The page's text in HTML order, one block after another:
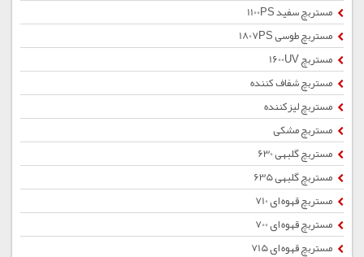
مستربچ سفید 1100PS
مستربچ طوسی 1807PS
مستربچ 1600UV
مستربچ شفاف کننده
مستربچ لیزکننده
مستربچ مشکی
مستربچ گلبهی 630
مستربچ گلبهی 635
مستربچ قهوه ای 710
مستربچ قهوه ای 700
مستربچ قهوه ای 715